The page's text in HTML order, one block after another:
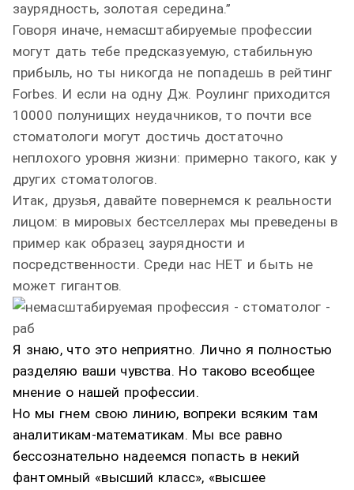
заурядность, золотая середина.”
Говоря иначе, немасштабируемые профессии
могут дать тебе предсказуемую, стабильную
прибыль, но ты никогда не попадешь в рейтинг
Forbes. И если на одну Дж. Роулинг приходится
10000 полунищих неудачников, то почти все
стоматологи могут достичь достаточно
неплохого уровня жизни: примерно такого, как у
других стоматологов.
Итак, друзья, давайте повернемся к реальности
лицом: в мировых бестселлерах мы преведены в
пример как образец заурядности и
посредственности. Среди нас НЕТ и быть не
может гигантов.
Я знаю, что это неприятно. Лично я полностью
разделяю ваши чувства. Но таково всеобщее
мнение о нашей профессии.
Но мы гнем свою линию, вопреки всяким там
аналитикам-математикам. Мы все равно
бессознательно надеемся попасть в некий
фантомный «высший класс», «высшее